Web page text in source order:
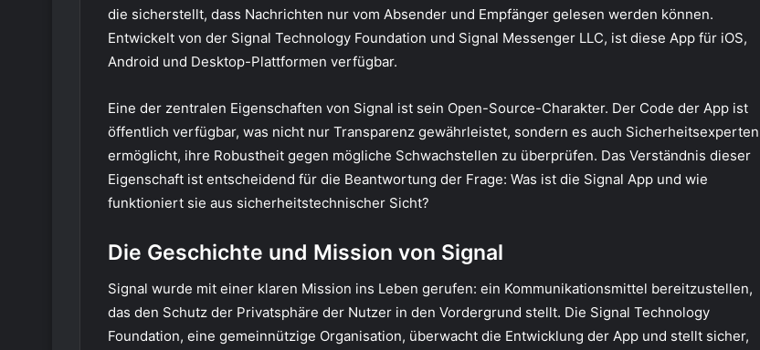
die sicherstellt, dass Nachrichten nur vom Absender und Empfänger gelesen werden können.
Entwickelt von der Signal Technology Foundation und Signal Messenger LLC, ist diese App für iOS,
Android und Desktop-Plattformen verfügbar.
Eine der zentralen Eigenschaften von Signal ist sein Open-Source-Charakter. Der Code der App ist
öffentlich verfügbar, was nicht nur Transparenz gewährleistet, sondern es auch Sicherheitsexperten
ermöglicht, ihre Robustheit gegen mögliche Schwachstellen zu überprüfen. Das Verständnis dieser
Eigenschaft ist entscheidend für die Beantwortung der Frage: Was ist die Signal App und wie
funktioniert sie aus sicherheitstechnischer Sicht?
Die Geschichte und Mission von Signal
Signal wurde mit einer klaren Mission ins Leben gerufen: ein Kommunikationsmittel bereitzustellen,
das den Schutz der Privatsphäre der Nutzer in den Vordergrund stellt. Die Signal Technology
Foundation, eine gemeinnützige Organisation, überwacht die Entwicklung der App und stellt sicher,